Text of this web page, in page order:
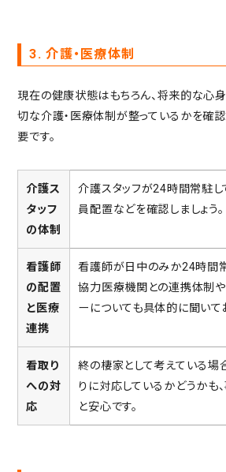
3. 介護・医療体制
現在の健康状態はもちろん、将来的な心
切な介護・医療体制が整っているかを確
要です。
介護ス
タッフ
の体制
介護スタッフが24時間常駐し
員配置などを確認しましょう。
看護師
の配置
と医療
連携
看護師が日中のみか24時間
協力医療機関との連携体制や
ーについても具体的に聞いてお
看取り
への対
応
終の棲家として考えている場
りに対応しているかどうかも
と安心です。